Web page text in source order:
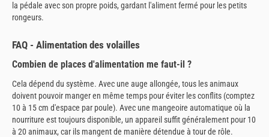
la pédale avec son propre poids, gardant l'aliment fermé pour les petits
rongeurs.
FAQ - Alimentation des volailles
Combien de places d'alimentation me faut-il ?
Cela dépend du système. Avec une auge allongée, tous les animaux
doivent pouvoir manger en même temps pour éviter les conflits (comptez
10 à 15 cm d'espace par poule). Avec une mangeoire automatique où la
nourriture est toujours disponible, un appareil suffit généralement pour 10
à 20 animaux, car ils mangent de manière détendue à tour de rôle.